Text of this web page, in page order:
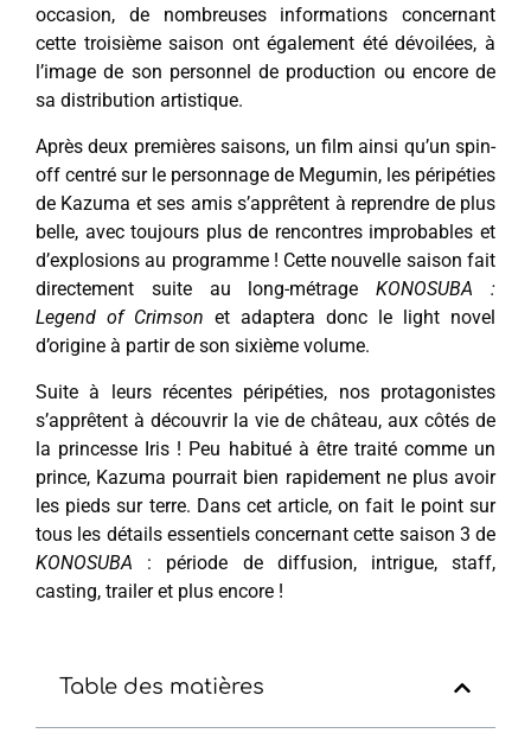
occasion, de nombreuses informations concernant
cette troisième saison ont également été dévoilées, à
l’image de son personnel de production ou encore de
sa distribution artistique.
Après deux premières saisons, un film ainsi qu’un spin-
off centré sur le personnage de Megumin, les péripéties
de Kazuma et ses amis s’apprêtent à reprendre de plus
belle, avec toujours plus de rencontres improbables et
d’explosions au programme ! Cette nouvelle saison fait
directement suite au long-métrageKONOSUBA :
Legend of Crimson et adaptera donc le light novel
d’origine à partir de son sixième volume.
Suite à leurs récentes péripéties, nos protagonistes
s’apprêtent à découvrir la vie de château, aux côtés de
la princesse Iris ! Peu habitué à être traité comme un
prince, Kazuma pourrait bien rapidement ne plus avoir
les pieds sur terre. Dans cet article, on fait le point sur
tous les détails essentiels concernant cette saison 3 de
KONOSUBA : période de diffusion, intrigue, staff,
casting, trailer et plus encore !
Table des matières